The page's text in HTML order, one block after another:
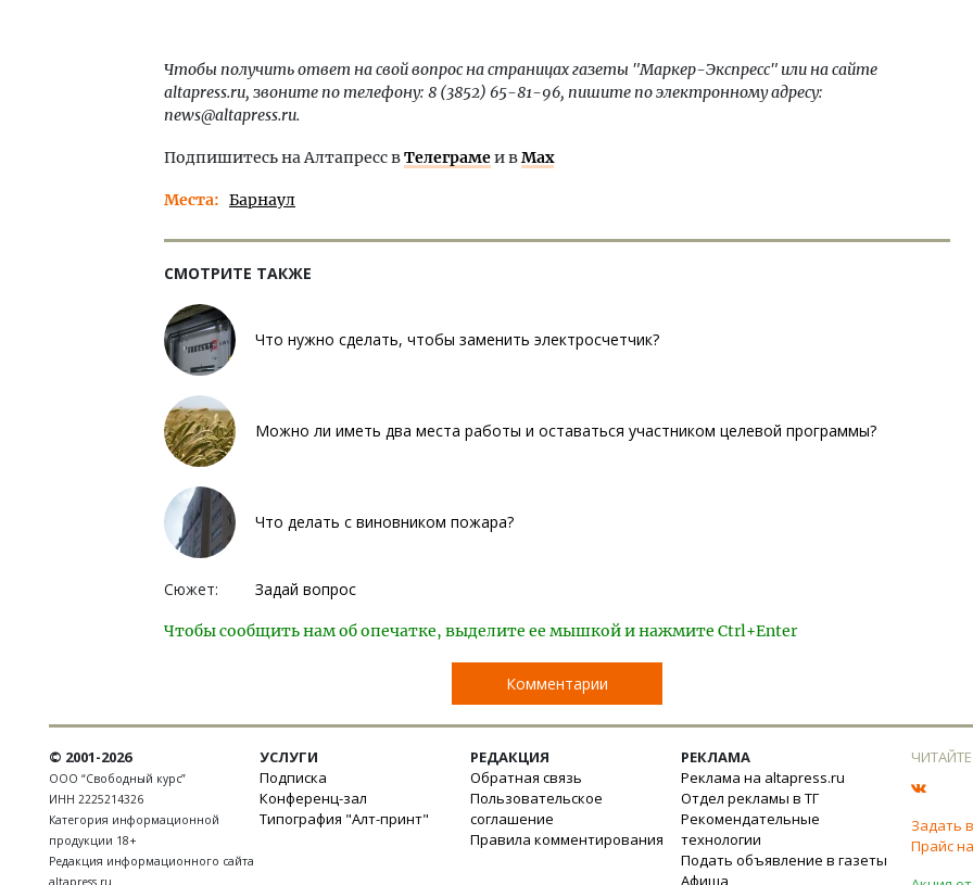
Чтобы получить ответ на свой вопрос на страницах газеты "Маркер-Экспресс" или на сайте
altapress.ru, звоните по телефону: 8 (3852) 65-81-96, пишите по электронному адресу:
news@altapress.ru.
Подпишитесь на Алтапресс вТелеграмеи вMax
Места Барнаул
СМОТРИТЕ ТАКЖЕ
Что нужно сделать, чтобы заменить электросчетчик?
Можно ли иметь два места работы и оставаться участником целевой программы?
Что делать с виновником пожара?
Сюжет: Задай вопрос
Чтобы сообщить нам об опечатке, выделите ее мышкой и нажмите Ctrl+Enter
Комментарии
© 2001-2026
ООО “Свободный курс”
ИНН 2225214326
Категория информационной
продукции 18+
Редакция информационного сайта
altapress.ru
УСЛУГИ
Подписка
Конференц-зал
Типография "Алт-принт"
РЕДАКЦИЯ
Обратная связь
Пользовательское
соглашение
Правила комментирования
РЕКЛАМА
Реклама на altapress.ru
Отдел рекламы в ТГ
Рекомендательные
технологии
Подать объявление в газеты
Афиша
Задать
Прайс